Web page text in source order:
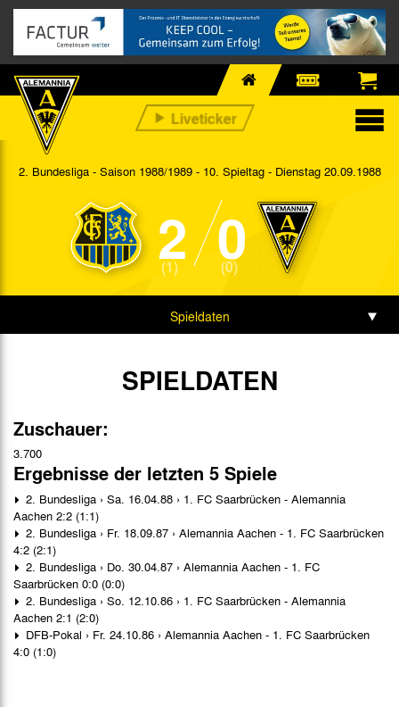
2. Bundesliga - Saison 1988/1989 - 10. Spieltag - Dienstag 20.09.1988
2
(1) 0
(0)
Spieldaten
SPIELDATEN
Zuschauer:
3.700
Ergebnisse der letzten 5 Spiele
2. Bundesliga › Sa. 16.04.88 › 1. FC Saarbrücken - Alemannia
Aachen 2:2 (1:1)
2. Bundesliga › Fr. 18.09.87 › Alemannia Aachen - 1. FC Saarbrücken
4:2 (2:1)
2. Bundesliga › Do. 30.04.87 › Alemannia Aachen - 1. FC
Saarbrücken 0:0 (0:0)
2. Bundesliga › So. 12.10.86 › 1. FC Saarbrücken - Alemannia
Aachen 2:1 (2:0)
DFB-Pokal › Fr. 24.10.86 › Alemannia Aachen - 1. FC Saarbrücken
4:0 (1:0)